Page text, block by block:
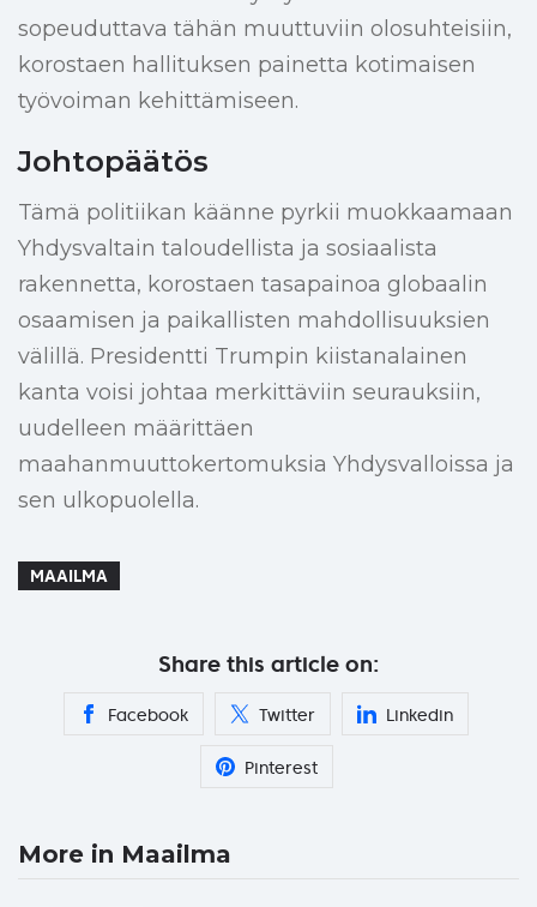
sopeuduttava tähän muuttuviin olosuhteisiin,
korostaen hallituksen painetta kotimaisen
työvoiman kehittämiseen.
Johtopäätös
Tämä politiikan käänne pyrkii muokkaamaan
Yhdysvaltain taloudellista ja sosiaalista
rakennetta, korostaen tasapainoa globaalin
osaamisen ja paikallisten mahdollisuuksien
välillä. Presidentti Trumpin kiistanalainen
kanta voisi johtaa merkittäviin seurauksiin,
uudelleen määrittäen
maahanmuuttokertomuksia Yhdysvalloissa ja
sen ulkopuolella.
MAAILMA
Share this article on:
Facebook Twitter Linkedin
Pinterest
More in Maailma